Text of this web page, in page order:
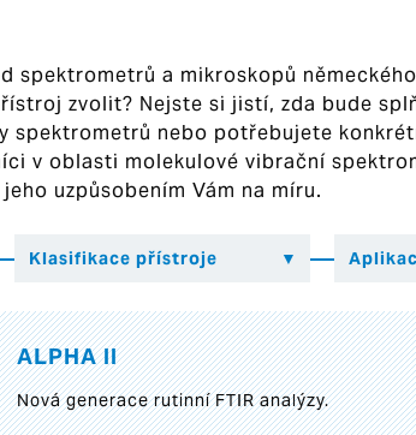
spektrometrů a mikroskopů
zvolit? Nejste si jistí, zda bude
spektrometrů nebo potřebujete
v oblasti molekulové vibrační
uzpůsobením Vám na míru.
ALPHA II
Nová generace rutinní FTIR analýzy.